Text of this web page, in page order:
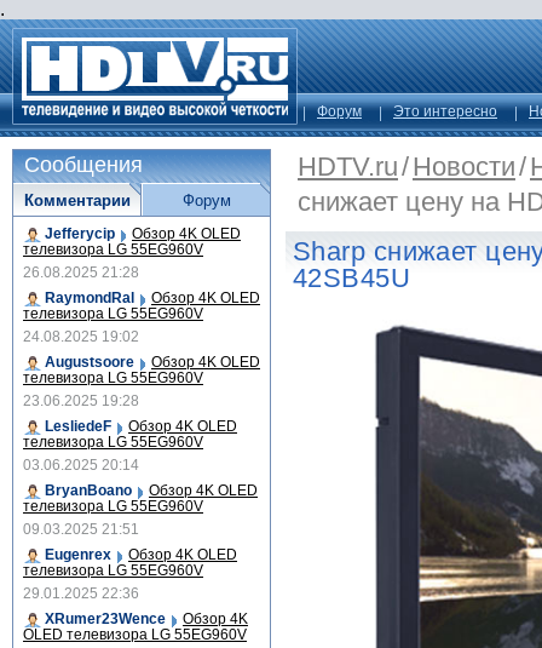
.
Форум Это интересно
HDTV.ru/Новости/
снижает цену на
Sharp снижает
42SB45U
Сообщения
Комментарии
Jefferycip Обзор 4K OLED
телевизора LG 55EG960V
26.08.2025 21:28
RaymondRal
Обзор 4K OLED
телевизора LG 55EG960V
24.08.2025 19:02
Augustsoore
Обзор 4K OLED
телевизора LG 55EG960V
23.06.2025 19:28
LesliedeF
Обзор 4K OLED
телевизора LG 55EG960V
03.06.2025 20:14
BryanBoano
Обзор 4K OLED
телевизора LG 55EG960V
09.03.2025 21:51
Eugenrex
Обзор 4K OLED
телевизора LG 55EG960V
29.01.2025 22:36
XRumer23Wence
Обзор 4K
OLED телевизора LG 55EG960V
Форум